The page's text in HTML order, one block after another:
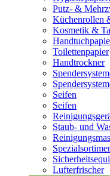
Putz- &
Küchenrollen
Kosmetik &
Toilettenpapier
Handtrockner
Seifen
Seifen
Staub- und
Lufterfrischer